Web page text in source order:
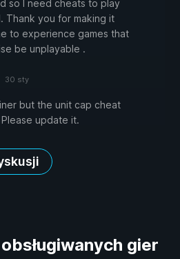
so I need cheats to play
Thank you for making it
to experience games that
be unplayable .
30 sty
but the unit cap cheat
update it.
gier